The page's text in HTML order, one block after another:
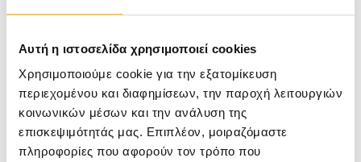
Αυτή η ιστοσελίδα χρησιμοποιεί cookies
Χρησιμοποιούμε cookie για την εξατομίκευση
περιεχομένου και διαφημίσεων, την παροχή λειτουργιών
κοινωνικών μέσων και την ανάλυση της
επισκεψιμότητάς μας. Επιπλέον, μοιραζόμαστε
πληροφορίες που αφορούν τον τρόπο που